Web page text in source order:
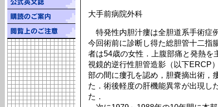
大手前病院外科
特発性内胆汁瘻は全胆道系手術症
今回術前に診断し得た総胆管十二指
者は54歳の女性．上腹部痛と発熱を
視鏡的逆行性胆管造影（以下ERCP
部の間に瘻孔を認め，胆嚢摘出術，
た．術後軽度の肝機能異常が出現し
た．